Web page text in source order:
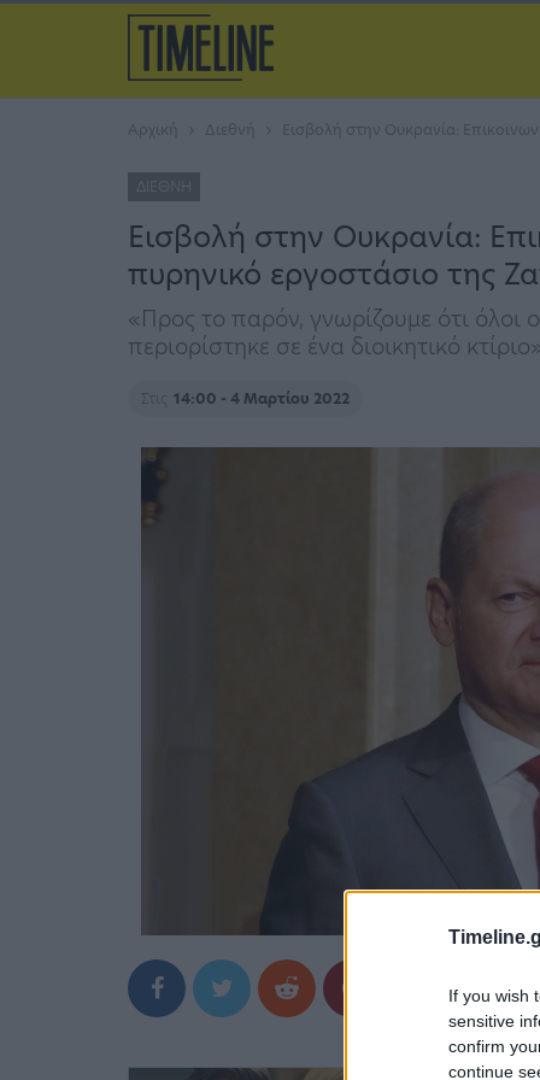
If you wish
sensitive
confirm
continue
Αρχική Διεθνή Εισβολή στην Ουκρανία:
ΔΙΕΘΝΉ
Εισβολή στην Ουκρανία:
πυρηνικό εργοστάσιο της
«Προς το παρόν, γνωρίζουμε ότι όλοι
περιορίστηκε σε ένα διοικητικό
Στις 14:00 - 4 Μαρτίου 2022